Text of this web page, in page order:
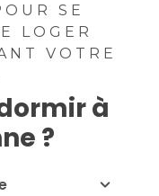
SE
LOGER
VOTRE
à
?